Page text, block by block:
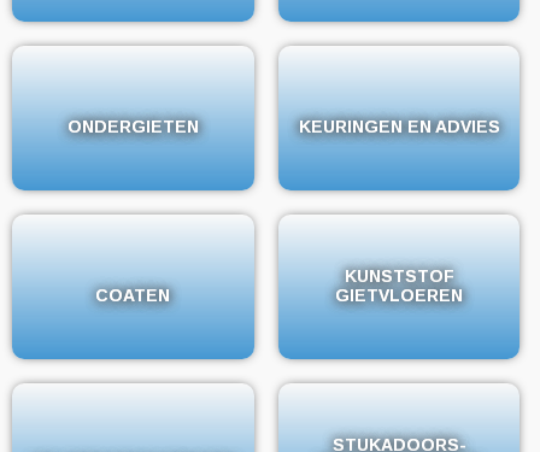
ONDERGIETEN
ONDERGIETEN KEURINGEN EN ADVIES
KEURINGEN EN ADVIES
COATEN
COATEN
KUNSTSTOF
GIETVLOEREN
KUNSTSTOF
GIETVLOEREN
STUKADOORS-
STUKADOORS-